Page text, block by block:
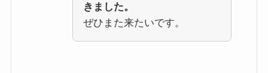
きました。
ぜひまた来たいです。